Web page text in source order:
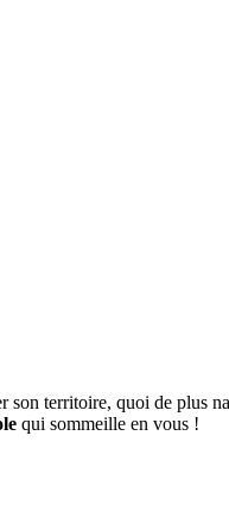
son territoire, quoi de plus
qui sommeille en vous !